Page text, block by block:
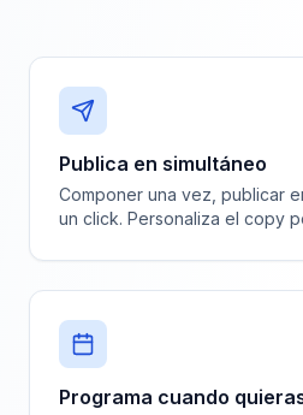
Publica en simultáneo
Componer una vez, publicar
un click. Personaliza el copy
Programa cuando